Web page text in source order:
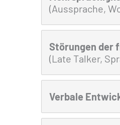
(Aussprache,
Störungen der
(Late Talker,
Verbale